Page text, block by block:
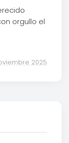
orgullo el
2025